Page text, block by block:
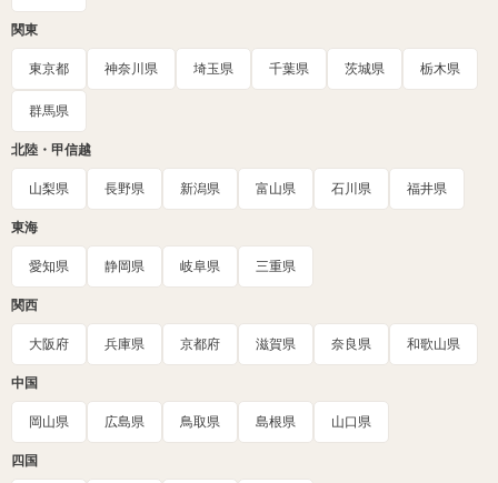
関東
東京都 神奈川県 埼玉県 千葉県 茨城県 栃木県
群馬県
北陸・甲信越
山梨県 長野県 新潟県 富山県 石川県 福井県
東海
愛知県 静岡県 岐阜県 三重県
関西
大阪府 兵庫県 京都府 滋賀県 奈良県 和歌山県
中国
岡山県 広島県 鳥取県 島根県 山口県
四国